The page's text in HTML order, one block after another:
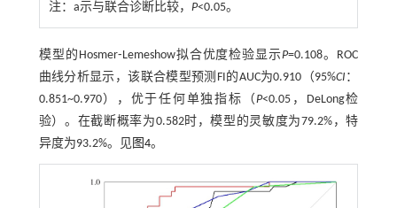
注： a示与联合诊断比较， P<0.05。
模型的Hosmer⁃Lemeshow拟合优度检验显示P=0.108。ROC
曲线分析显示，该联合模型预测FI的AUC为0.910（95%CI ：
0.851~0.970），优于任何单独指标（P<0.05，DeLong检
验）。在截断概率为0.582时，模型的灵敏度为79.2%，特
异度为93.2%。见图4。